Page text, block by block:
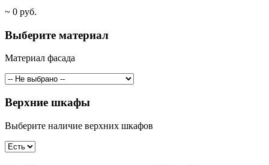
~ 0 руб.
Выберите материал
Материал фасада
Верхние шкафы
Выберите наличие верхних шкафов